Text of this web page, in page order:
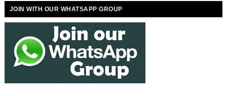
JOIN WITH OUR WHATSAPP GROUP